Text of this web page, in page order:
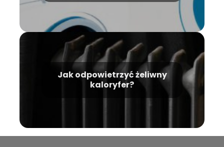
Jak odpowietrzyć żeliwny
kaloryfer?